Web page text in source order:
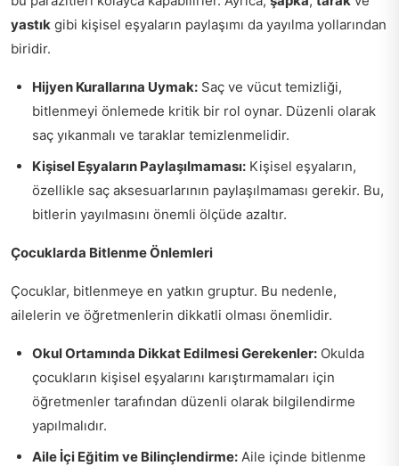
yastık gibi kişisel eşyaların paylaşımı da yayılma yollarından
biridir.
Hijyen Kurallarına Uymak: Saç ve vücut temizliği,
bitlenmeyi önlemede kritik bir rol oynar. Düzenli olarak
saç yıkanmalı ve taraklar temizlenmelidir.
Kişisel Eşyaların Paylaşılmaması: Kişisel eşyaların,
özellikle saç aksesuarlarının paylaşılmaması gerekir. Bu,
bitlerin yayılmasını önemli ölçüde azaltır.
Çocuklarda Bitlenme Önlemleri
Çocuklar, bitlenmeye en yatkın gruptur. Bu nedenle,
ailelerin ve öğretmenlerin dikkatli olması önemlidir.
Okul Ortamında Dikkat Edilmesi Gerekenler: Okulda
çocukların kişisel eşyalarını karıştırmamaları için
öğretmenler tarafından düzenli olarak bilgilendirme
yapılmalıdır.
Aile İçi Eğitim ve Bilinçlendirme: Aile içinde bitlenme